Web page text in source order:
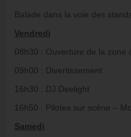
Balade dans la voie des
Vendredi
08h30 : Ouverture de la zone
09h00 : Divertissement
16h30 : DJ Deelight
16h50 : Pilotes sur scène –
Samedi